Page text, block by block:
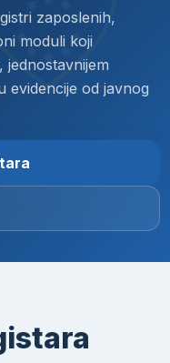
zaposlenih,
moduli koji
evidencije od javnog